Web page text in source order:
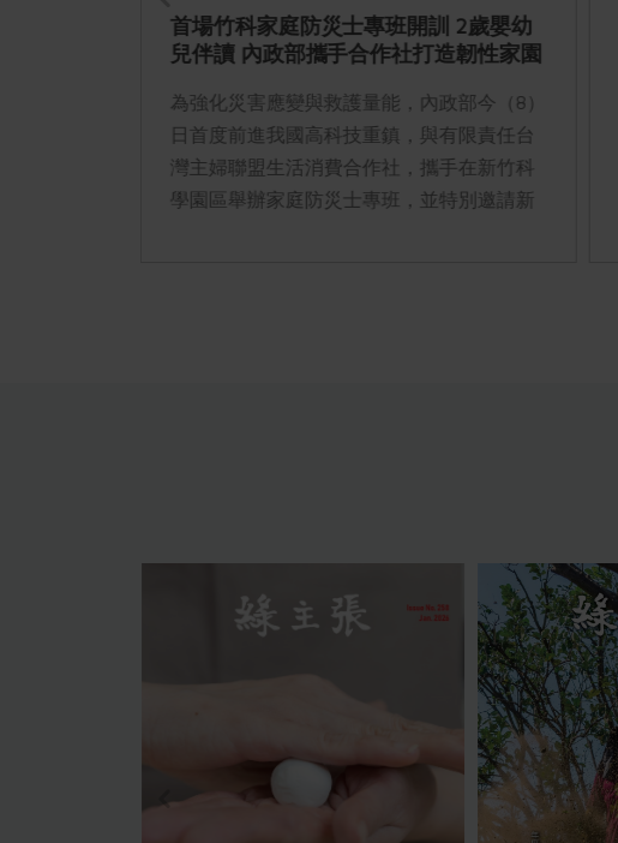
首場竹科家庭防災士專班開訓 2歲嬰幼
兒伴讀 內政部攜手合作社打造韌性家園
為強化災害應變與救護量能，內政部今（8）
日首度前進我國高科技重鎮，與有限責任台
灣主婦聯盟生活消費合作社，攜手在新竹科
學園區舉辦家庭防災士專班，並特別邀請新